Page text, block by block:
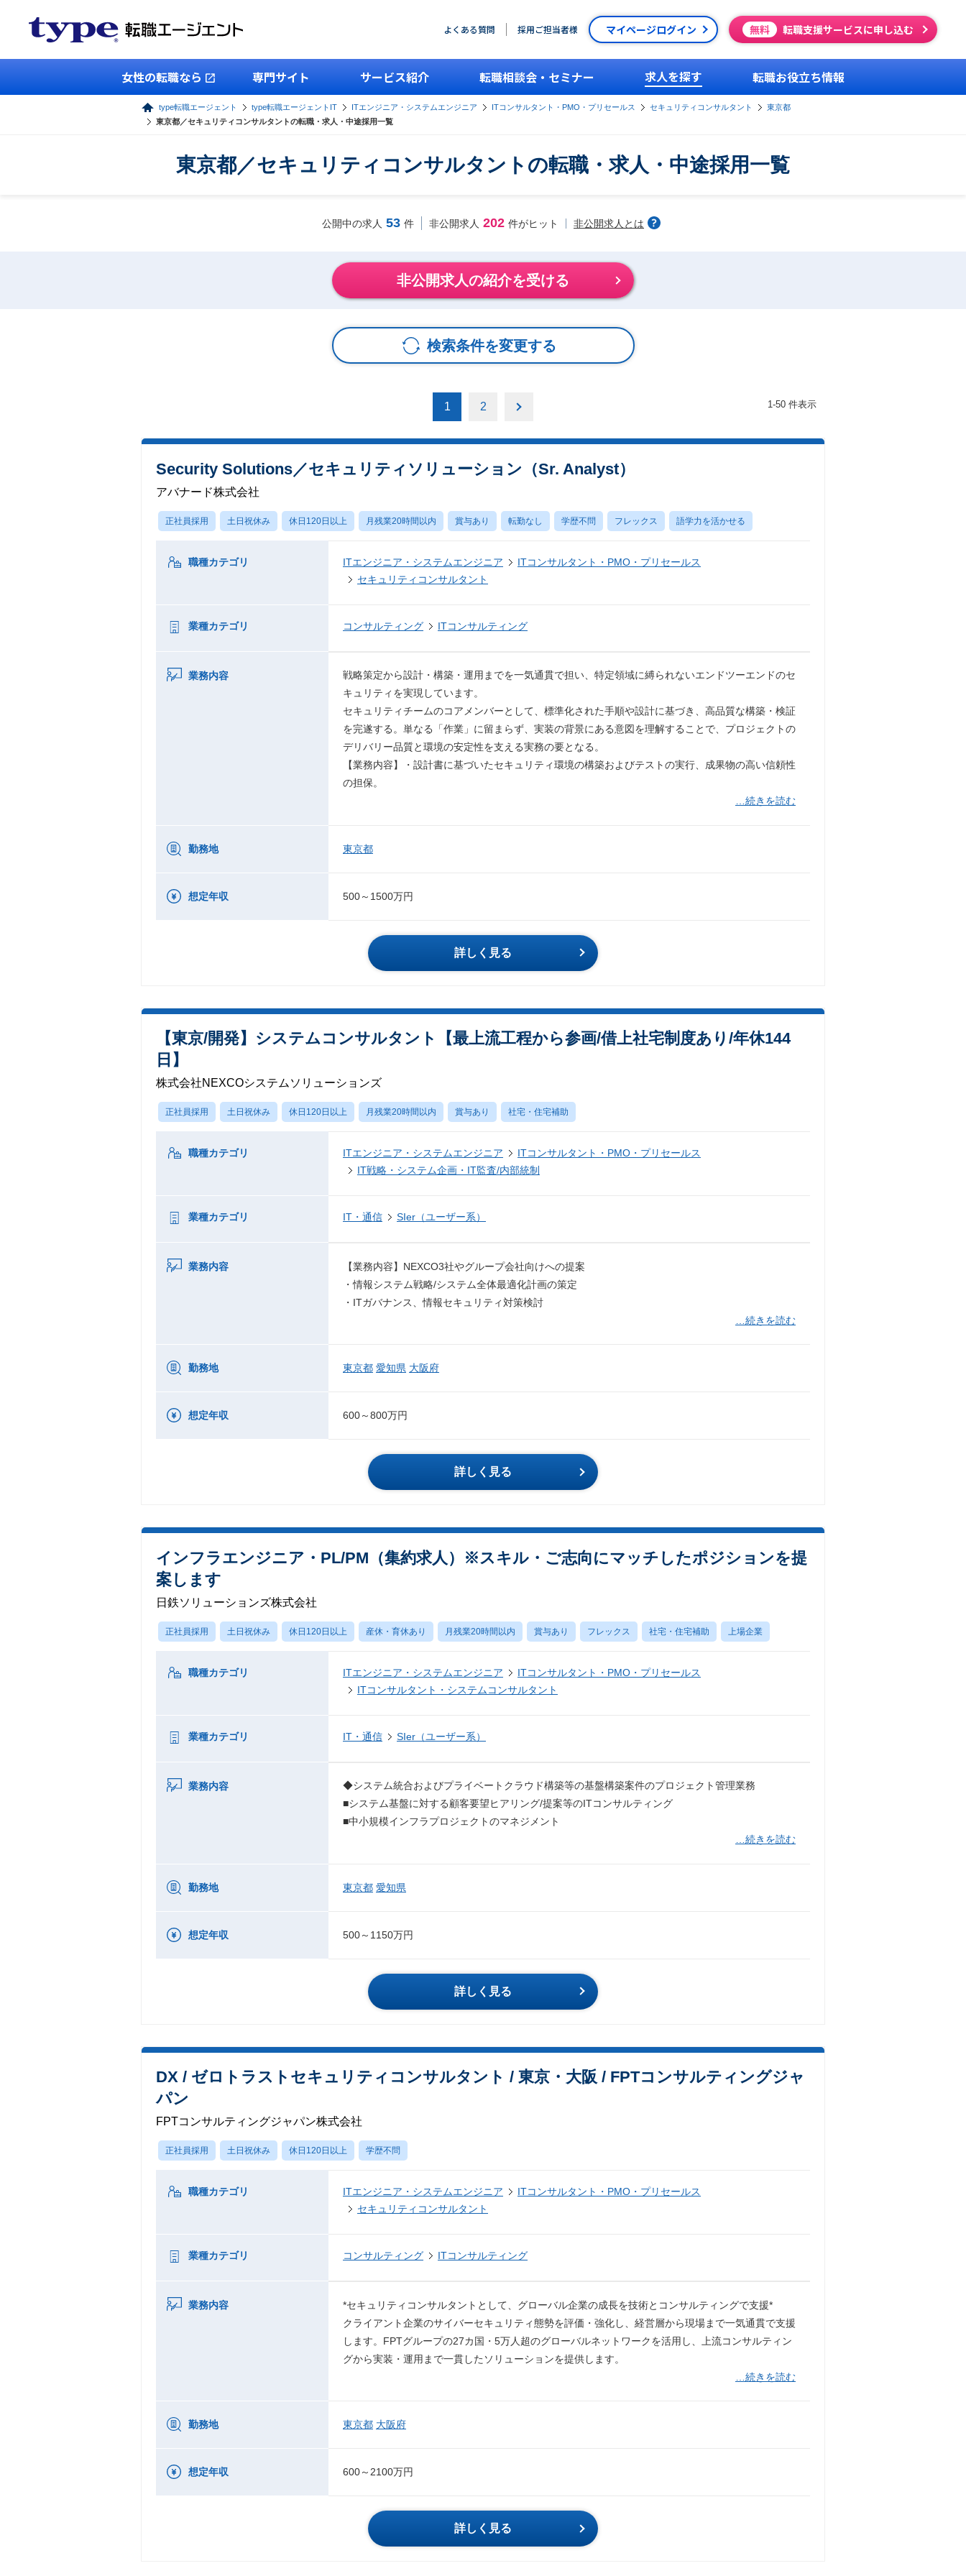
よくある質問 採用ご担当者様 マイページログイン 無料 転職支援サービスに申し込む
女性の転職なら 専門サイト サービス紹介 転職相談会・セミナー 求人を探す 転職お役立ち情報
type転職エージェント type転職エージェントIT ITエンジニア・システムエンジニア ITコンサルタント・PMO・プリセールス セキュリティコンサルタント
東京都
東京都／セキュリティコンサルタントの転職・求人・中途採用一覧
東京都／セキュリティコンサルタントの転職・求人・中途採用一覧
公開中の求人 53 件 非公開求人 202 件がヒット 非公開求人とは
非公開求人の紹介を受ける
検索条件を変更する
1 2 1-50 件表示
Security Solutions／セキュリティソリューション（Sr. Analyst）
アバナード株式会社
正社員採用 土日祝休み 休日120日以上 月残業20時間以内 賞与あり 転勤なし 学歴不問 フレックス 語学力を活かせる
職種カテゴリ ITエンジニア・システムエンジニア
ITコンサルタント・PMO・プリセールス
セキュリティコンサルタント
業種カテゴリ コンサルティング ITコンサルティング
業務内容
戦略策定から設計・構築・運用までを一気通貫で担い、特定領域に縛られないエンドツーエンドのセ
キュリティを実現しています。
セキュリティチームのコアメンバーとして、標準化された手順や設計に基づき、高品質な構築・検証
を完遂する。単なる「作業」に留まらず、実装の背景にある意図を理解することで、プロジェクトの
デリバリー品質と環境の安定性を支える実務の要となる。
【業務内容】・設計書に基づいたセキュリティ環境の構築およびテストの実行、成果物の高い信頼性
の担保。
…続きを読む
勤務地 東京都
想定年収 500～1500万円
詳しく見る
【東京/開発】システムコンサルタント【最上流工程から参画/借上社宅制度あり/年休144
日】
株式会社NEXCOシステムソリューションズ
正社員採用 土日祝休み 休日120日以上 月残業20時間以内 賞与あり 社宅・住宅補助
職種カテゴリ ITエンジニア・システムエンジニア
ITコンサルタント・PMO・プリセールス
IT戦略・システム企画・IT監査/内部統制
業種カテゴリ IT・通信 SIer（ユーザー系）
業務内容
【業務内容】NEXCO3社やグループ会社向けへの提案
・情報システム戦略/システム全体最適化計画の策定
・ITガバナンス、情報セキュリティ対策検討
…続きを読む
勤務地 東京都 愛知県 大阪府
想定年収 600～800万円
詳しく見る
インフラエンジニア・PL/PM（集約求人）※スキル・ご志向にマッチしたポジションを提
案します
日鉄ソリューションズ株式会社
正社員採用 土日祝休み 休日120日以上 産休・育休あり 月残業20時間以内 賞与あり フレックス 社宅・住宅補助 上場企業
職種カテゴリ ITエンジニア・システムエンジニア
ITコンサルタント・PMO・プリセールス
ITコンサルタント・システムコンサルタント
業種カテゴリ IT・通信 SIer（ユーザー系）
業務内容
◆システム統合およびプライベートクラウド構築等の基盤構築案件のプロジェクト管理業務
■システム基盤に対する顧客要望ヒアリング/提案等のITコンサルティング
■中小規模インフラプロジェクトのマネジメント
…続きを読む
勤務地 東京都 愛知県
想定年収 500～1150万円
詳しく見る
DX / ゼロトラストセキュリティコンサルタント / 東京・大阪 / FPTコンサルティングジャ
パン
FPTコンサルティングジャパン株式会社
正社員採用 土日祝休み 休日120日以上 学歴不問
職種カテゴリ ITエンジニア・システムエンジニア
ITコンサルタント・PMO・プリセールス
セキュリティコンサルタント
業種カテゴリ コンサルティング ITコンサルティング
業務内容
*セキュリティコンサルタントとして、グローバル企業の成長を技術とコンサルティングで支援*
クライアント企業のサイバーセキュリティ態勢を評価・強化し、経営層から現場まで一気通貫で支援
します。FPTグループの27カ国・5万人超のグローバルネットワークを活用し、上流コンサルティン
グから実装・運用まで一貫したソリューションを提供します。​
…続きを読む
勤務地 東京都 大阪府
想定年収 600～2100万円
詳しく見る